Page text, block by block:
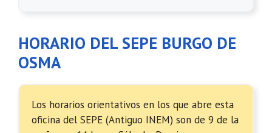
HORARIO DEL SEPE BURGO DE
OSMA
Los horarios orientativos en los que abre esta
oficina del SEPE (Antiguo INEM) son de 9 de la